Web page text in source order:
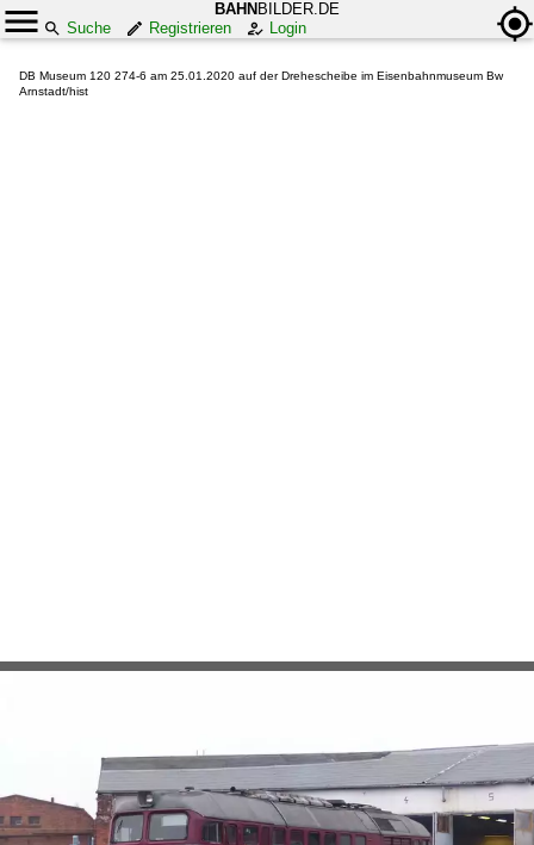
BAHN BILDER.DE
Suche
Registrieren Login
DB Museum 120 274-6 am 25.01.2020 auf der Drehescheibe im Eisenbahnmuseum Bw
Arnstadt/hist